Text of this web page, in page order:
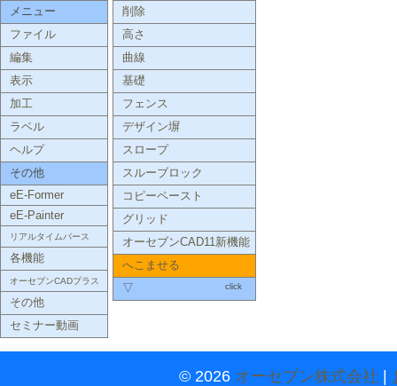
メニュー
ファイル
編集
表示
加工
ラベル
ヘルプ
その他
eE-Former
eE-Painter
リアルタイムパース
各機能
オーセブンCADプラス
その他
セミナー動画
削除
高さ
曲線
基礎
フェンス
デザイン塀
スロープ
スルーブロック
コピーペースト
グリッド
オーセブンCAD11新機能
へこませる
▽
click
© 2026 オーセブン株式会社